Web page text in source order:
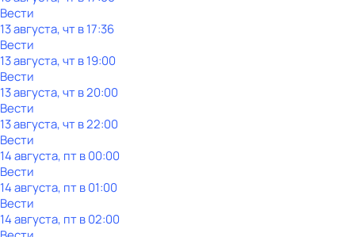
Вести
13 августа, чт в 17:36
Вести
13 августа, чт в 19:00
Вести
13 августа, чт в 20:00
Вести
13 августа, чт в 22:00
Вести
14 августа, пт в 00:00
Вести
14 августа, пт в 01:00
Вести
14 августа, пт в 02:00